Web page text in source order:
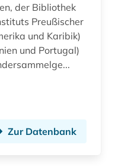
der Bibliothek
Preußischer
und Karibik)
und Portugal)
Sondersammelge...
Zur Datenbank